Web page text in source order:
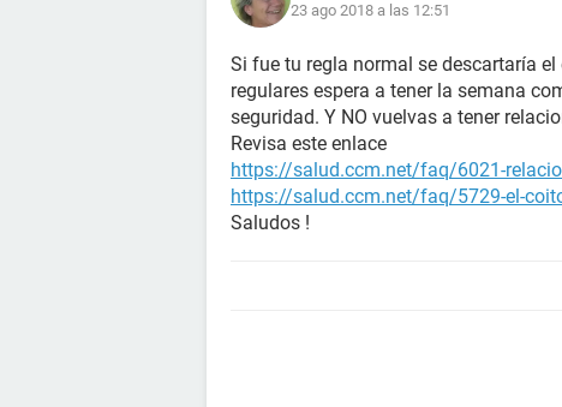
23 ago 2018 a las 12:51
Si fue tu regla normal se descartaría
regulares espera a tener la semana
seguridad. Y NO vuelvas a tener
Revisa este enlace
https://salud.ccm.net/faq/6021-
https://salud.ccm.net/faq/5729-el-
Saludos !